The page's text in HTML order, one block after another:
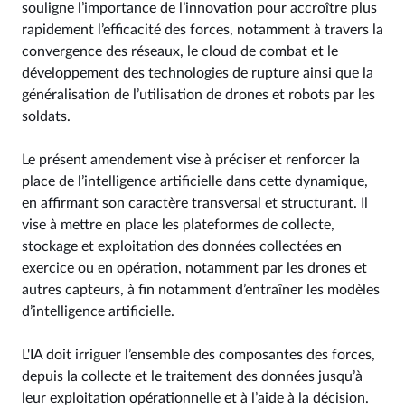
souligne l’importance de l’innovation pour accroître plus
rapidement l’efficacité des forces, notamment à travers la
convergence des réseaux, le cloud de combat et le
développement des technologies de rupture ainsi que la
généralisation de l’utilisation de drones et robots par les
soldats.
Le présent amendement vise à préciser et renforcer la
place de l’intelligence artificielle dans cette dynamique,
en affirmant son caractère transversal et structurant. Il
vise à mettre en place les plateformes de collecte,
stockage et exploitation des données collectées en
exercice ou en opération, notamment par les drones et
autres capteurs, à fin notamment d’entraîner les modèles
d’intelligence artificielle.
L'IA doit irriguer l’ensemble des composantes des forces,
depuis la collecte et le traitement des données jusqu’à
leur exploitation opérationnelle et à l’aide à la décision.